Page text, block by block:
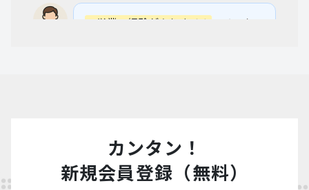
ベトナムの求人を見る
IT営業の経験がありません 。メーカー
IT・SaaS企業が求めているのは「テ
クノロジーのオタク」ではなく、「顧
客課題を聞き出してクロージングまで
カンタン！
新規会員登録（無料）